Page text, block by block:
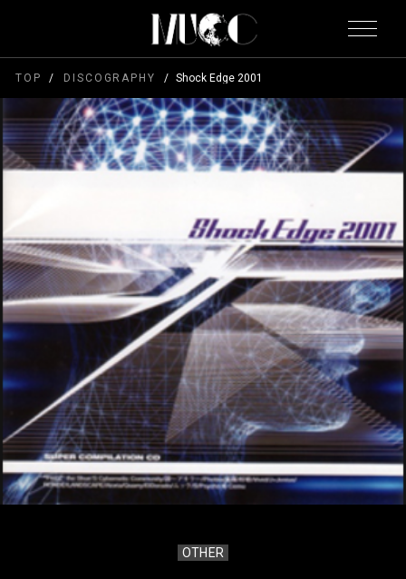
TOP DISCOGRAPHY Shock Edge 2001
OTHER